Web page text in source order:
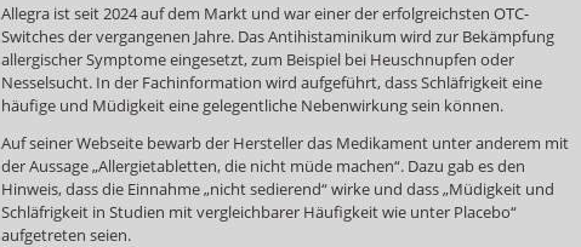
Allegra ist seit 2024 auf dem Markt und war einer der erfolgreichsten OTC-
Switches der vergangenen Jahre. Das Antihistaminikum wird zur Bekämpfung
allergischer Symptome eingesetzt, zum Beispiel bei Heuschnupfen oder
Nesselsucht. In der Fachinformation wird aufgeführt, dass Schläfrigkeit eine
häufige und Müdigkeit eine gelegentliche Nebenwirkung sein können.
Auf seiner Webseite bewarb der Hersteller das Medikament unter anderem mit
der Aussage „Allergietabletten, die nicht müde machen“. Dazu gab es den
Hinweis, dass die Einnahme „nicht sedierend“ wirke und dass „Müdigkeit und
Schläfrigkeit in Studien mit vergleichbarer Häufigkeit wie unter Placebo“
aufgetreten seien.